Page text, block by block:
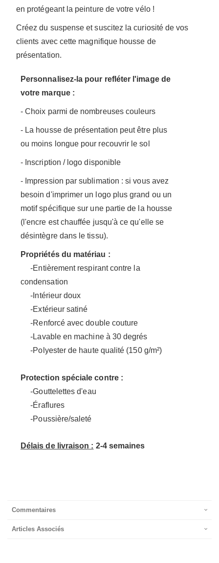
en protégeant la peinture de votre vélo !
Créez du suspense et suscitez la curiosité de vos
clients avec cette magnifique housse de
présentation.
Personnalisez-la pour refléter l'image de
votre marque :
- Choix parmi de nombreuses couleurs
- La housse de présentation peut être plus
ou moins longue pour recouvrir le sol
- Inscription / logo disponible
- Impression par sublimation : si vous avez
besoin d'imprimer un logo plus grand ou un
motif spécifique sur une partie de la housse
(l'encre est chauffée jusqu'à ce qu'elle se
désintègre dans le tissu).
Propriétés du matériau :
-Entièrement respirant contre la
condensation
-Intérieur doux
-Extérieur satiné
-Renforcé avec double couture
-Lavable en machine à 30 degrés
-Polyester de haute qualité (150 g/m²)
Protection spéciale contre :
-Gouttelettes d'eau
-Éraflures
-Poussière/saleté
Délais de livraison : 2-4 semaines
Commentaires
Articles Associés